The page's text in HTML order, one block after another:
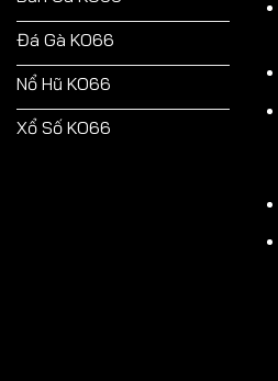
Đá Gà KO66
Nổ Hũ KO66
Xổ Số KO66